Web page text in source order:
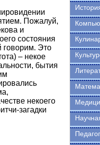
Пожалуй,
и
состояния
говорим. Это
– некое
бытия
некоего
загадки